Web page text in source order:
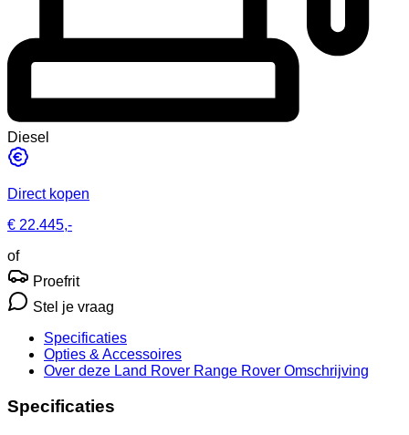
Diesel
Direct kopen
€ 22.445,-
of
Proefrit
Stel je vraag
Specificaties
Opties & Accessoires
Over deze Land Rover Range Rover Omschrijving
Specificaties